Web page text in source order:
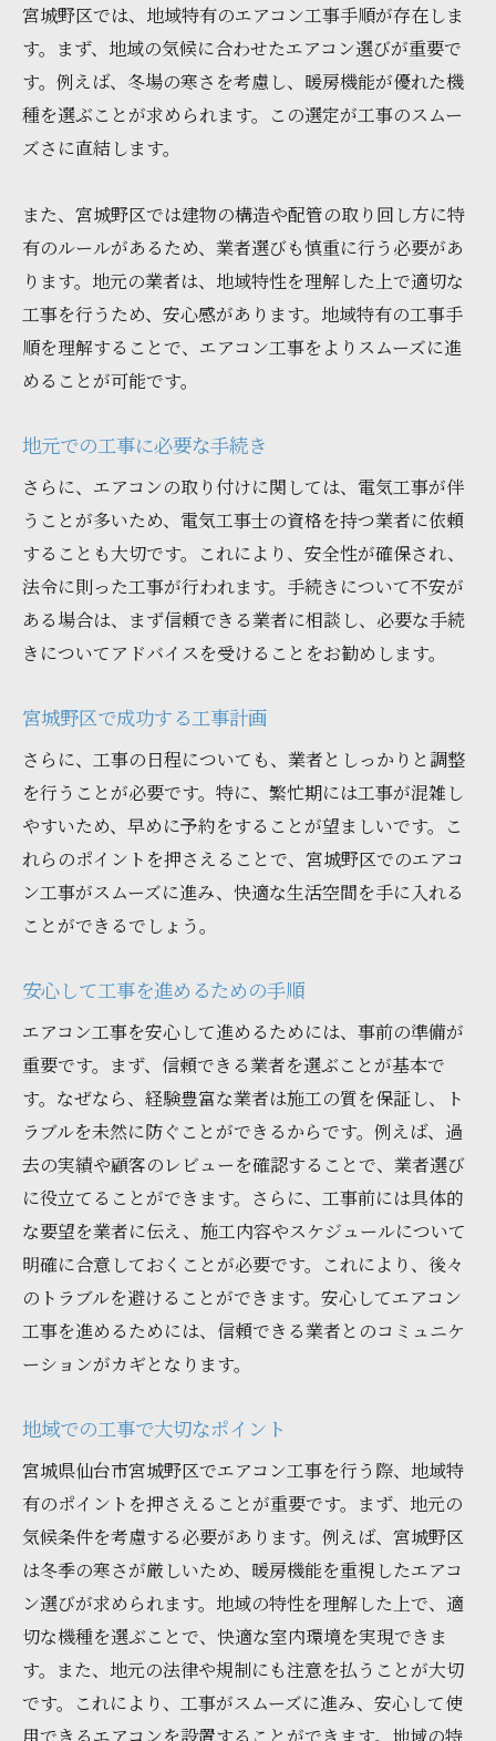
宮城野区では、地域特有のエアコン工事手順が存在しま
す。まず、地域の気候に合わせたエアコン選びが重要で
す。例えば、冬場の寒さを考慮し、暖房機能が優れた機
種を選ぶことが求められます。この選定が工事のスムー
ズさに直結します。
また、宮城野区では建物の構造や配管の取り回し方に特
有のルールがあるため、業者選びも慎重に行う必要があ
ります。地元の業者は、地域特性を理解した上で適切な
工事を行うため、安心感があります。地域特有の工事手
順を理解することで、エアコン工事をよりスムーズに進
めることが可能です。
地元での工事に必要な手続き
さらに、エアコンの取り付けに関しては、電気工事が伴
うことが多いため、電気工事士の資格を持つ業者に依頼
することも大切です。これにより、安全性が確保され、
法令に則った工事が行われます。手続きについて不安が
ある場合は、まず信頼できる業者に相談し、必要な手続
きについてアドバイスを受けることをお勧めします。
宮城野区で成功する工事計画
さらに、工事の日程についても、業者としっかりと調整
を行うことが必要です。特に、繁忙期には工事が混雑し
やすいため、早めに予約をすることが望ましいです。こ
れらのポイントを押さえることで、宮城野区でのエアコ
ン工事がスムーズに進み、快適な生活空間を手に入れる
ことができるでしょう。
安心して工事を進めるための手順
エアコン工事を安心して進めるためには、事前の準備が
重要です。まず、信頼できる業者を選ぶことが基本で
す。なぜなら、経験豊富な業者は施工の質を保証し、ト
ラブルを未然に防ぐことができるからです。例えば、過
去の実績や顧客のレビューを確認することで、業者選び
に役立てることができます。さらに、工事前には具体的
な要望を業者に伝え、施工内容やスケジュールについて
明確に合意しておくことが必要です。これにより、後々
のトラブルを避けることができます。安心してエアコン
工事を進めるためには、信頼できる業者とのコミュニケ
ーションがカギとなります。
地域での工事で大切なポイント
宮城県仙台市宮城野区でエアコン工事を行う際、地域特
有のポイントを押さえることが重要です。まず、地元の
気候条件を考慮する必要があります。例えば、宮城野区
は冬季の寒さが厳しいため、暖房機能を重視したエアコ
ン選びが求められます。地域の特性を理解した上で、適
切な機種を選ぶことで、快適な室内環境を実現できま
す。また、地元の法律や規制にも注意を払うことが大切
です。これにより、工事がスムーズに進み、安心して使